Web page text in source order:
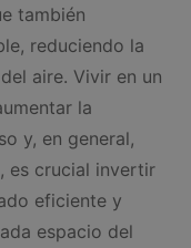
también
reduciendo la
aire. Vivir en un
la
y, en general,
es crucial invertir
eficiente y
espacio del